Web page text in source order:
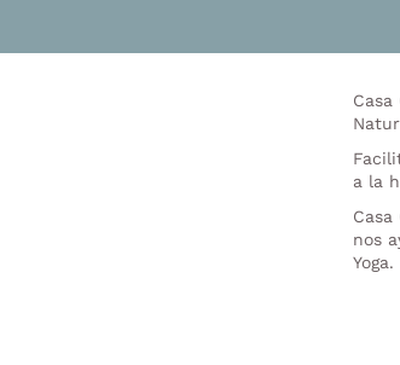
a la
nos
Yoga.